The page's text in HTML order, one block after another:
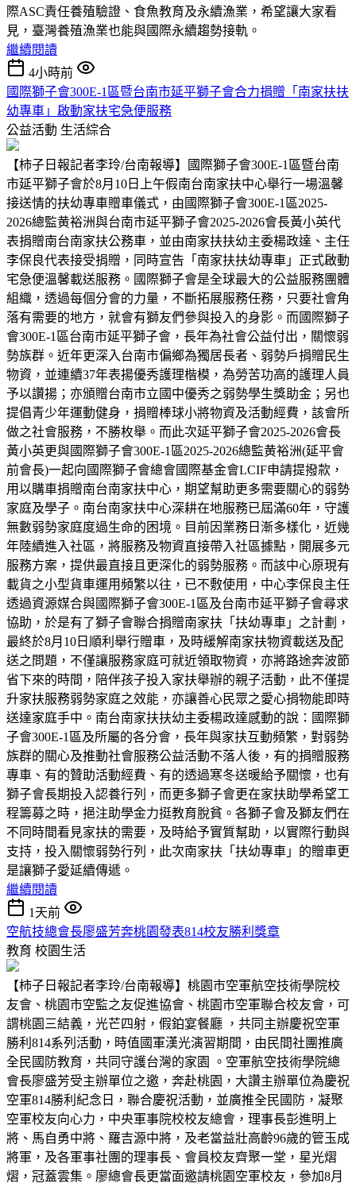
際ASC責任養殖驗證、食魚教育及永續漁業，希望讓大家看
見，臺灣養殖漁業也能與國際永續趨勢接軌。
繼續閱讀
4小時前
國際獅子會300E-1區暨台南市延平獅子會合力捐贈「南家扶扶
幼專車」啟動家扶宅急便服務
公益活動 生活綜合
【柿子日報記者李玲/台南報導】國際獅子會300E-1區暨台南
市延平獅子會於8月10日上午假南台南家扶中心舉行一場溫馨
接送情的扶幼專車贈車儀式，由國際獅子會300E-1區2025-
2026總監黄裕洲與台南市延平獅子會2025-2026會長黃小英代
表捐贈南台南家扶公務車，並由南家扶扶幼主委楊政達、主任
李保良代表接受捐贈，同時宣告「南家扶扶幼專車」正式啟動
宅急便溫馨載送服務。國際獅子會是全球最大的公益服務團體
組織，透過每個分會的力量，不斷拓展服務任務，只要社會角
落有需要的地方，就會有獅友們參與投入的身影。而國際獅子
會300E-1區台南市延平獅子會，長年為社會公益付出，關懷弱
勢族群。近年更深入台南市偏鄉為獨居長者、弱勢戶捐贈民生
物資，並連續37年表揚優秀護理楷模，為勞苦功高的護理人員
予以讚揚；亦頒贈台南市立國中優秀之弱勢學生獎助金；另也
提倡青少年運動健身，捐贈棒球小將物資及活動經費，該會所
做之社會服務，不勝枚舉。而此次延平獅子會2025-2026會長
黃小英更與國際獅子會300E-1區2025-2026總監黄裕洲(延平會
前會長)一起向國際獅子會總會國際基金會LCIF申請提撥款，
用以購車捐贈南台南家扶中心，期望幫助更多需要關心的弱勢
家庭及學子。南台南家扶中心深耕在地服務已屆滿60年，守護
無數弱勢家庭度過生命的困境。目前因業務日漸多樣化，近幾
年陸續進入社區，將服務及物資直接帶入社區據點，開展多元
服務方案，提供最直接且更深化的弱勢服務。而該中心原現有
載貨之小型貨車運用頻繁以往，已不敷使用，中心李保良主任
透過資源媒合與國際獅子會300E-1區及台南市延平獅子會尋求
協助，於是有了獅子會聯合捐贈南家扶「扶幼專車」之計劃，
最終於8月10日順利舉行贈車，及時緩解南家扶物資載送及配
送之問題，不僅讓服務家庭可就近領取物資，亦將路途奔波節
省下來的時間，陪伴孩子投入家扶舉辦的親子活動，此不僅提
升家扶服務弱勢家庭之效能，亦讓善心民眾之愛心捐物能即時
送達家庭手中。南台南家扶扶幼主委楊政達感動的說：國際獅
子會300E-1區及所屬的各分會，長年與家扶互動頻繁，對弱勢
族群的關心及推動社會服務公益活動不落人後，有的捐贈服務
專車、有的贊助活動經費、有的透過寒冬送暖給予關懷，也有
獅子會長期投入認養行列，而更多獅子會更在家扶助學希望工
程籌募之時，挹注助學金力挺教育脫貧。各獅子會及獅友們在
不同時間看見家扶的需要，及時給予實質幫助，以實際行動與
支持，投入關懷弱勢行列，此次南家扶「扶幼專車」的贈車更
是讓獅子愛延續傳遞。
繼續閱讀
1天前
空航技總會長廖盛芳奔桃園發表814校友勝利獎章
教育 校園生活
【柿子日報記者李玲/台南報導】桃園市空軍航空技術學院校
友會、桃園市空監之友促進協會、桃園市空軍聯合校友會，可
謂桃園三結義，光芒四射，假鉑宴餐廳 ，共同主辦慶祝空軍
勝利814系列活動，時值國軍漢光演習期間，由民間社團推廣
全民國防教育，共同守護台灣的家園 。空軍航空技術學院總
會長廖盛芳受主辦單位之邀，奔赴桃園，大讚主辦單位為慶祝
空軍814勝利紀念日，聯合慶祝活動，並廣推全民國防，凝聚
空軍校友向心力，中央軍事院校校友總會，理事長彭進明上
將、馬自勇中將、羅吉源中將，及老當益壯高齡96歲的管玉成
將軍，及各軍事社團的理事長、會員校友齊聚一堂，星光熠
熠，冠蓋雲集。廖總會長更當面邀請桃園空軍校友，參加8月